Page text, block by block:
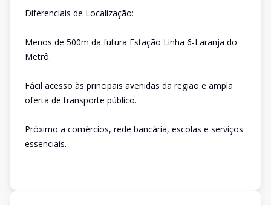
Diferenciais de Localização:
Menos de 500m da futura Estação Linha 6-Laranja do
Metrô.
Fácil acesso às principais avenidas da região e ampla
oferta de transporte público.
Próximo a comércios, rede bancária, escolas e serviços
essenciais.